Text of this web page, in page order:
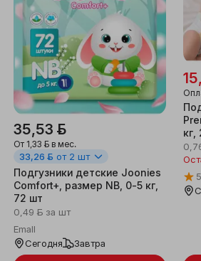
35,53 ƃ
От 1,33 ƃв мес.
33,26 ƃ от 2 шт
Подгузники детские Joonies
Comfort+, размер NB, 0-5 кг,
72 шт
0,49 ƃза шт
Emall
Сегодня
Завтра
кг,